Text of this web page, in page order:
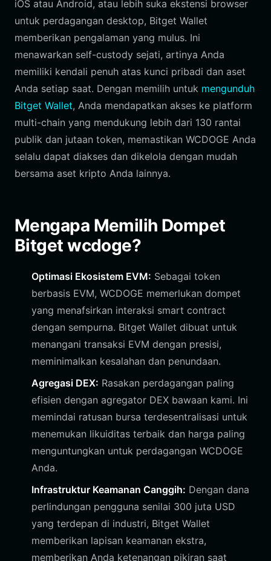
iOS atau Android, atau lebih suka ekstensi browser
untuk perdagangan desktop, Bitget Wallet
memberikan pengalaman yang mulus. Ini
menawarkan self-custody sejati, artinya Anda
memiliki kendali penuh atas kunci pribadi dan aset
Anda setiap saat. Dengan memilih untuk mengunduh
Bitget Wallet, Anda mendapatkan akses ke platform
multi-chain yang mendukung lebih dari 130 rantai
publik dan jutaan token, memastikan WCDOGE Anda
selalu dapat diakses dan dikelola dengan mudah
bersama aset kripto Anda lainnya.
Mengapa Memilih Dompet
Bitget wcdoge?
Optimasi Ekosistem EVM: Sebagai token
berbasis EVM, WCDOGE memerlukan dompet
yang menafsirkan interaksi smart contract
dengan sempurna. Bitget Wallet dibuat untuk
menangani transaksi EVM dengan presisi,
meminimalkan kesalahan dan penundaan.
Agregasi DEX: Rasakan perdagangan paling
efisien dengan agregator DEX bawaan kami. Ini
memindai ratusan bursa terdesentralisasi untuk
menemukan likuiditas terbaik dan harga paling
menguntungkan untuk perdagangan WCDOGE
Anda.
Infrastruktur Keamanan Canggih: Dengan dana
perlindungan pengguna senilai 300 juta USD
yang terdepan di industri, Bitget Wallet
memberikan lapisan keamanan ekstra,
memberikan Anda ketenangan pikiran saat